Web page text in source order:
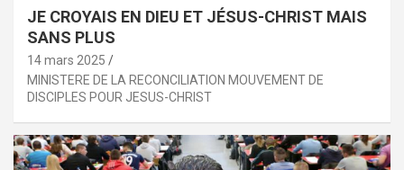
JE CROYAIS EN DIEU ET JÉSUS-CHRIST MAIS
SANS PLUS
14 mars 2025
MINISTERE DE LA RECONCILIATION MOUVEMENT DE
DISCIPLES POUR JESUS-CHRIST